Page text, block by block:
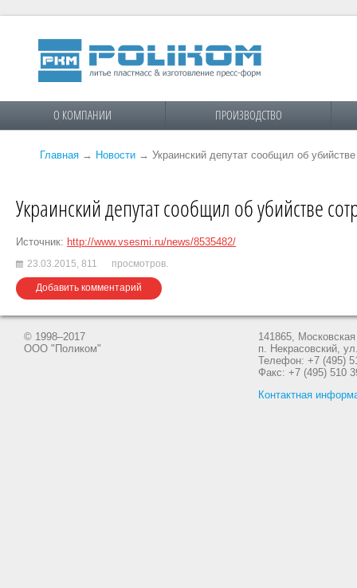
О КОМПАНИИ ПРОИЗВОДСТВО
Главная → Новости → Украинский депутат сообщил об
Украинский депутат сообщил об убийстве
Источник: http://www.vsesmi.ru/news/8535482/
23.03.2015, 811 просмотров.
Добавить комментарий
© 1998–2017
ООО "Поликом"
141865,
п. Некрасовский,
Телефон: +7 (495)
Факс: +7 (495) 510
Контактная